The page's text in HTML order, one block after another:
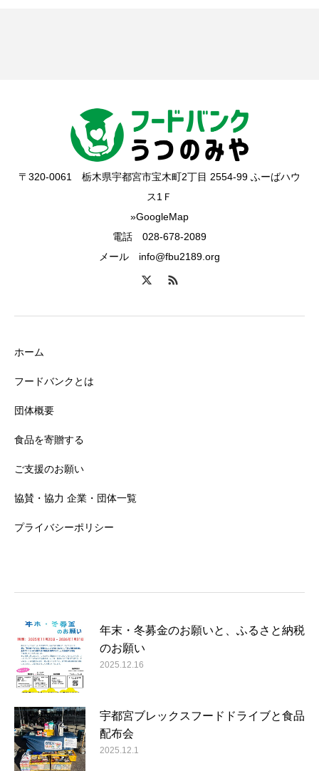
〒320-0061 栃木県宇都宮市宝木町2丁目 2554-99 ふーばハウ
ス1Ｆ
»GoogleMap
電話 028-678-2089
メール info@fbu2189.org
ホーム
フードバンクとは
団体概要
食品を寄贈する
ご支援のお願い
協賛・協力 企業・団体一覧
プライバシーポリシー
年末・冬募金のお願いと、ふるさと納税
のお願い
2025.12.16
宇都宮ブレックスフードドライブと食品
配布会
2025.12.1